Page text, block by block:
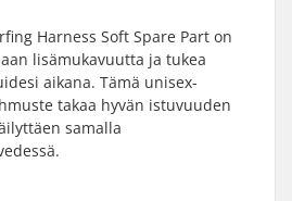
Harness Soft Spare Part on
lisämukavuutta ja tukea
aikana. Tämä unisex-
takaa hyvän istuvuuden
samalla